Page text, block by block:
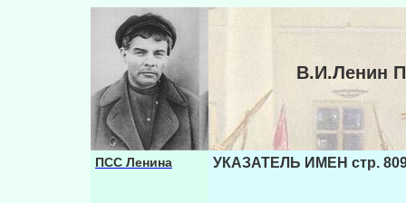
В.И.Ленин
ПСС Ленина УКАЗАТЕЛЬ ИМЕН стр.